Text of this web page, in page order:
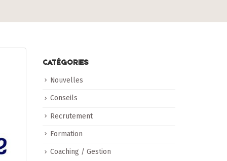
CATÉGORIES
Nouvelles
Conseils
Recrutement
Formation
Coaching / Gestion